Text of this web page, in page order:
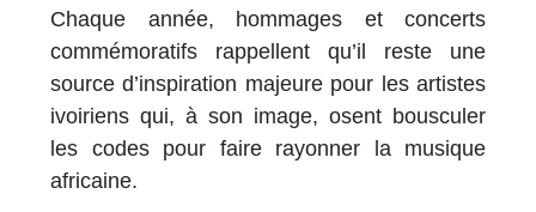
Chaque année, hommages et concerts
commémoratifs rappellent qu’il reste une
source d’inspiration majeure pour les artistes
ivoiriens qui, à son image, osent bousculer
les codes pour faire rayonner la musique
africaine.